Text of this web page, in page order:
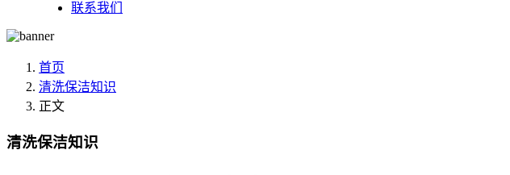
联系我们
首页
清洗保洁知识
正文
清洗保洁知识